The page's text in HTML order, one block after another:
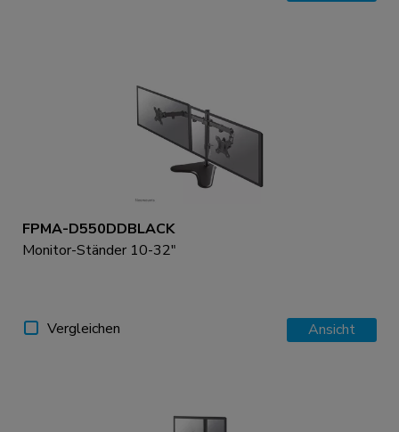
FPMA-D550DDBLACK
Monitor-Ständer 10-32"
Vergleichen Ansicht